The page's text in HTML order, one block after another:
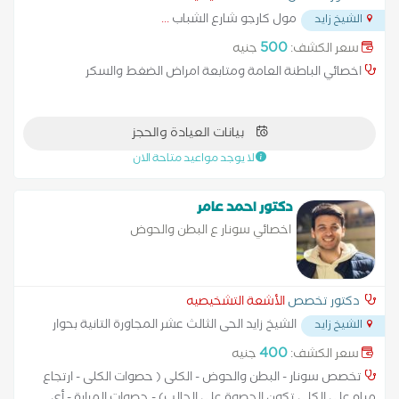
الشيخ زايد مول كارجو شارع الشباب...
سعر الكشف:500 جنيه
اخصائي الباطنة العامة ومتابعة امراض الضغط والسكر
بيانات العيادة والحجز
لا يوجد مواعيد متاحة الان
دكتور احمد عامر
اخصائي سونار ع البطن والحوض
دكتور تخصصالأشعة التشخيصيه
الشيخ زايد
الشيخ زايد الحى الثالث عشر المجاورة التانية بحوار
المدرسة المصرية الدولية ... سعر الكشف:400جنيه
تخصص سونار - البطن والحوض - الكلى ( حصوات الكلى - ارتجاع